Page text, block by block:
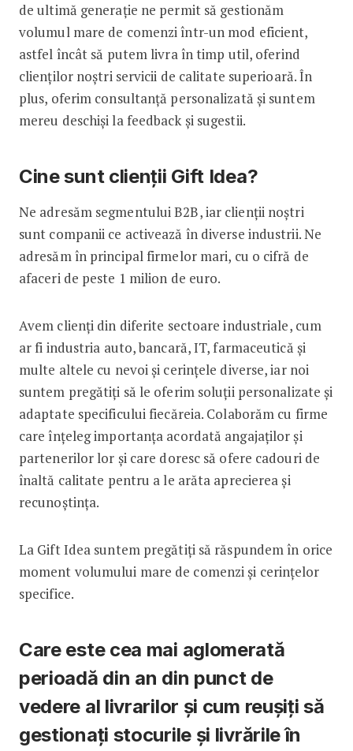
de ultimă generație ne permit să gestionăm
volumul mare de comenzi într-un mod eficient,
astfel încât să putem livra în timp util, oferind
clienților noștri servicii de calitate superioară. În
plus, oferim consultanță personalizată și suntem
mereu deschiși la feedback și sugestii.
Cine sunt clienții Gift Idea?
Ne adresăm segmentului B2B, iar clienții noștri
sunt companii ce activează în diverse industrii. Ne
adresăm în principal firmelor mari, cu o cifră de
afaceri de peste 1 milion de euro.
Avem clienți din diferite sectoare industriale, cum
ar fi industria auto, bancară, IT, farmaceutică și
multe altele cu nevoi și cerințele diverse, iar noi
suntem pregătiți să le oferim soluții personalizate și
adaptate specificului fiecăreia. Colaborăm cu firme
care înțeleg importanța acordată angajaților și
partenerilor lor și care doresc să ofere cadouri de
înaltă calitate pentru a le arăta aprecierea și
recunoștința.
La Gift Idea suntem pregătiți să răspundem în orice
moment volumului mare de comenzi și cerințelor
specifice.
Care este cea mai aglomerată
perioadă din an din punct de
vedere al livrarilor și cum reușiți să
gestionați stocurile și livrările în